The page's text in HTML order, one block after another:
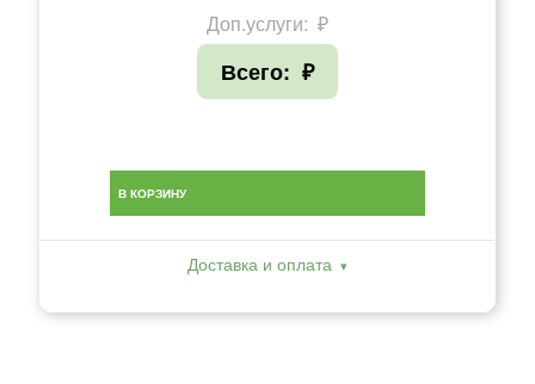
Доп.услуги: ₽
Всего: ₽
В КОРЗИНУ
Доставка и оплата